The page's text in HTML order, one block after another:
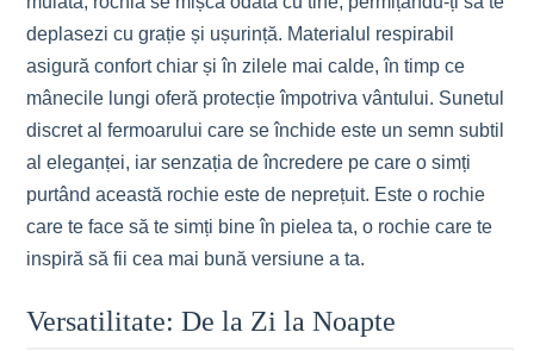
deplasezi cu grație și ușurință. Materialul respirabil
asigură confort chiar și în zilele mai calde, în timp ce
mânecile lungi oferă protecție împotriva vântului. Sunetul
discret al fermoarului care se închide este un semn subtil
al eleganței, iar senzația de încredere pe care o simți
purtând această rochie este de neprețuit. Este o rochie
care te face să te simți bine în pielea ta, o rochie care te
inspiră să fii cea mai bună versiune a ta.
Versatilitate: De la Zi la Noapte